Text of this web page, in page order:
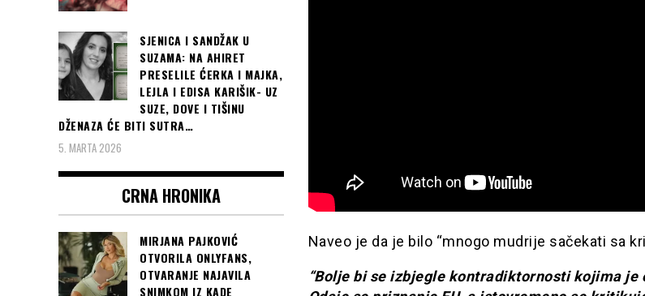
Naveo je da je bilo “mnogo mudrije sačekati sa
“Bolje bi se izbjegle kontradiktornosti kojima je
SJENICA I SANDŽAK U
SUZAMA: NA AHIRET
PRESELILE ĆERKA I MAJKA,
LEJLA I EDISA KARIŠIK- UZ
SUZE, DOVE I TIŠINU
DŽENAZA ĆE BITI SUTRA…
5. MARTA 2026
CRNA HRONIKA
MIRJANA PAJKOVIĆ
OTVORILA ONLYFANS,
OTVARANJE NAJAVILA
SNIMKOM IZ KADE